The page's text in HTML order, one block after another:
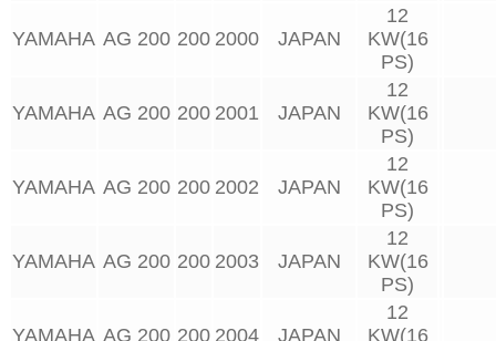
YAMAHA AG 200 200 2000 JAPAN
12
KW(16
PS)
YAMAHA AG 200 200 2001 JAPAN
12
KW(16
PS)
YAMAHA AG 200 200 2002 JAPAN
12
KW(16
PS)
YAMAHA AG 200 200 2003 JAPAN
12
KW(16
PS)
YAMAHA AG 200 200 2004 JAPAN
12
KW(16